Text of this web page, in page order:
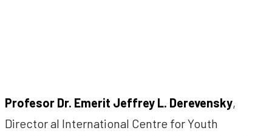
Profesor Dr. Emerit Jeffrey L. Derevensky,
Director al International Centre for Youth